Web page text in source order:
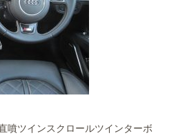
噴ツインスクロールツインターボ